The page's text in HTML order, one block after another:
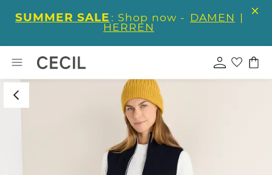
SUMMER SALE : Shop now - DAMEN |
HERREN